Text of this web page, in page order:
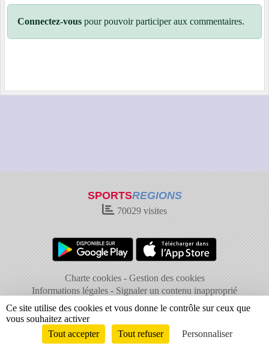
Connectez-vous pour pouvoir participer aux commentaires.
SPORTSREGIONS
70029 visites
Charte cookies
Gestion des cookies
Informations légales
Signaler un contenu inapproprié
Envie de participer ? Connexion
Ce site utilise des cookies et vous donne le contrôle sur ceux que
vous souhaitez activer
Tout accepter
Tout refuser Personnaliser